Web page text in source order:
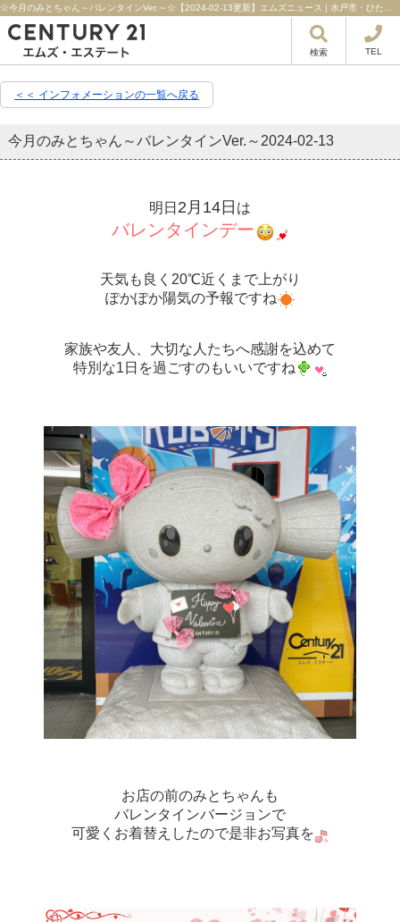
検索 TEL
＜＜ インフォメーションの一覧へ戻る
今月のみとちゃん～バレンタインVer.～ 2024-02-13
明日 2月14日 は
バレンタインデー
天気も良く20℃近くまで上がり
ぽかぽか陽気の予報ですね
家族や友人、大切な人たちへ感謝を込めて
特別な1日を過ごすのもいいですね
お店の前のみとちゃんも
バレンタインバージョンで
可愛くお着替えしたので是非お写真を